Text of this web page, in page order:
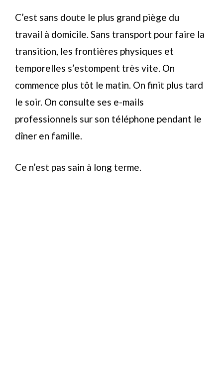
C’est sans doute le plus grand piège du
travail à domicile. Sans transport pour faire la
transition, les frontières physiques et
temporelles s’estompent très vite. On
commence plus tôt le matin. On finit plus tard
le soir. On consulte ses e-mails
professionnels sur son téléphone pendant le
dîner en famille.
Ce n’est pas sain à long terme.